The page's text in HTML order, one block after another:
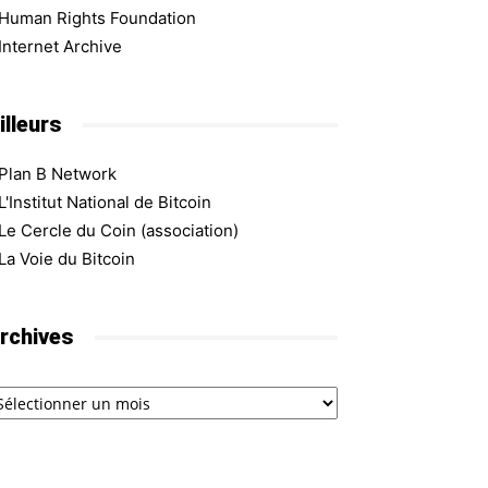
Human Rights Foundation
Internet Archive
Plan B Network
L'Institut National de Bitcoin
Le Cercle du Coin (association)
La Voie du Bitcoin